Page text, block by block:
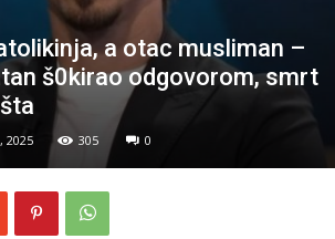
a otac musliman –
š0kirao odgovorom, smrt
2025 305 0